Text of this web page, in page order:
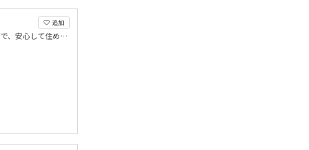
追加
【恵那市】まちを動かす電気の基盤づくりや整備で、安心して住めるまちづくりを支えています。